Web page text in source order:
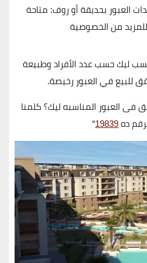
العبور بحديقة أو روف: متاحة
من الخصوصية
ليك حسب عدد الأفراد وطبيعة
في العبور رخيصة.
فى العبور المناسبه ليك؟ كلمنا
ده19839
“